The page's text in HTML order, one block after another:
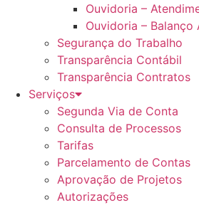
Ouvidoria –
Ouvidoria – Balanço
Segurança do Trabalho
Transparência Contábil
Transparência Contratos
Serviços
Segunda Via de Conta
Consulta de Processos
Tarifas
Parcelamento de Contas
Aprovação de Projetos
Autorizações